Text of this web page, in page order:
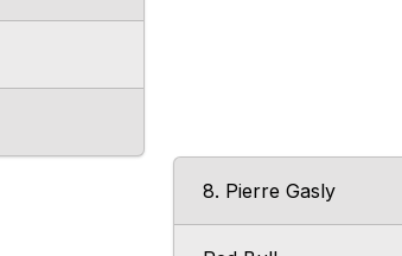
8. Pierre Gasly